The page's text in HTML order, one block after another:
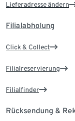
Lieferadresse ändern
Filialabholung
Click & Collect
Filialreservierung
Filialfinder
Rücksendung &